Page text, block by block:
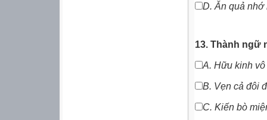
D. Ăn quả nhớ
13. Thành ngữ
A. Hữu kinh vô
B. Vẹn cả đôi
C. Kiến bò